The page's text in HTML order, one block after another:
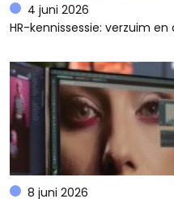
4 juni 2026
HR-kennissessie: verzuim
8 juni 2026